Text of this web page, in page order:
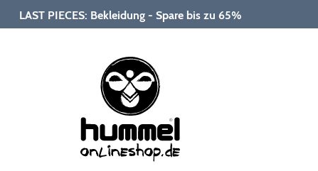
LAST PIECES: Bekleidung - Spare bis zu 65%